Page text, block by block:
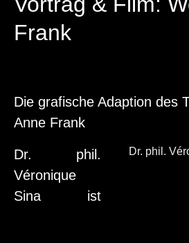
Frank
Die grafische Adaption des
Anne Frank
Dr. phil.
Dr. phil.
Véronique
Sina ist